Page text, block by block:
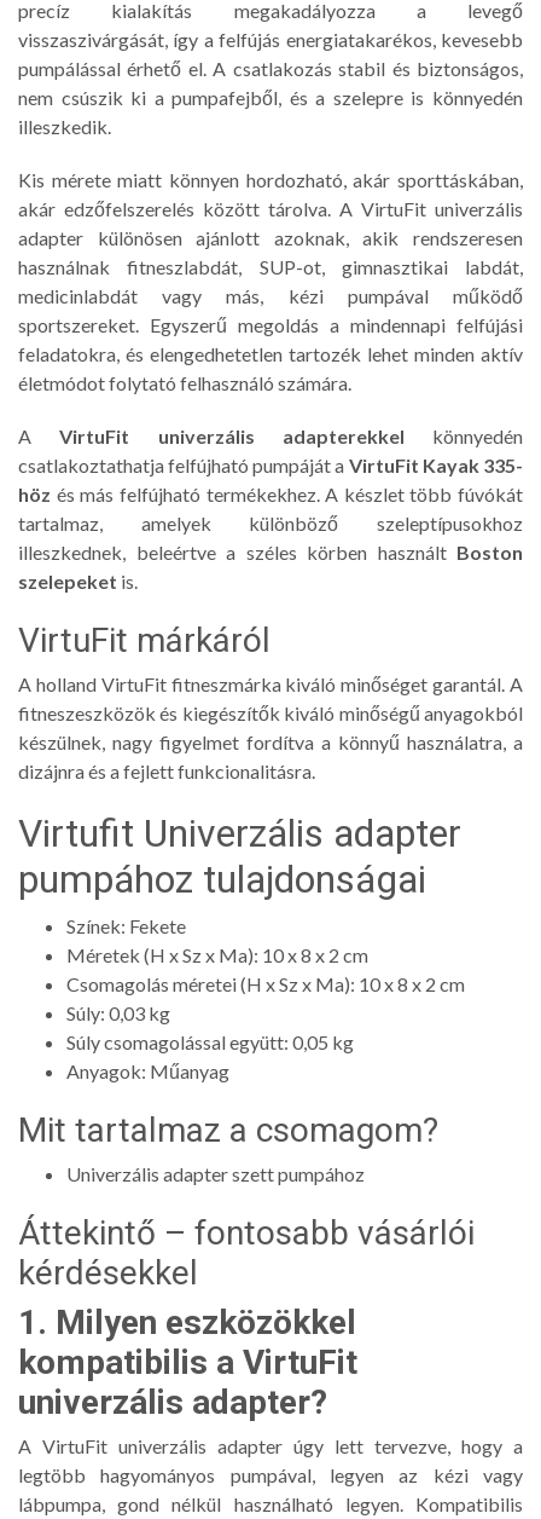
precíz kialakítás megakadályozza a levegő
visszaszivárgását, így a felfújás energiatakarékos, kevesebb
pumpálással érhető el. A csatlakozás stabil és biztonságos,
nem csúszik ki a pumpafejből, és a szelepre is könnyedén
illeszkedik.
Kis mérete miatt könnyen hordozható, akár sporttáskában,
akár edzőfelszerelés között tárolva. A VirtuFit univerzális
adapter különösen ajánlott azoknak, akik rendszeresen
használnak fitneszlabdát, SUP-ot, gimnasztikai labdát,
medicinlabdát vagy más, kézi pumpával működő
sportszereket. Egyszerű megoldás a mindennapi felfújási
feladatokra, és elengedhetetlen tartozék lehet minden aktív
életmódot folytató felhasználó számára.
AVirtuFit univerzális adapterekkel könnyedén
csatlakoztathatja felfújható pumpáját a VirtuFit Kayak 335-
höz és más felfújható termékekhez. A készlet több fúvókát
tartalmaz, amelyek különböző szeleptípusokhoz
illeszkednek, beleértve a széles körben használt Boston
szelepeket is.
VirtuFit márkáról
A holland VirtuFit fitneszmárka kiváló minőséget garantál. A
fitneszeszközök és kiegészítők kiváló minőségű anyagokból
készülnek, nagy figyelmet fordítva a könnyű használatra, a
dizájnra és a fejlett funkcionalitásra.
Virtufit Univerzális adapter
pumpához tulajdonságai
Színek: Fekete
Méretek (H x Sz x Ma): 10 x 8 x 2 cm
Csomagolás méretei (H x Sz x Ma): 10 x 8 x 2 cm
Súly: 0,03 kg
Súly csomagolással együtt: 0,05 kg
Anyagok: Műanyag
Mit tartalmaz a csomagom?
Univerzális adapter szett pumpához
Áttekintő – fontosabb vásárlói
kérdésekkel
1. Milyen eszközökkel
kompatibilis a VirtuFit
univerzális adapter?
A VirtuFit univerzális adapter úgy lett tervezve, hogy a
legtöbb hagyományos pumpával, legyen az kézi vagy
lábpumpa, gond nélkül használható legyen. Kompatibilis